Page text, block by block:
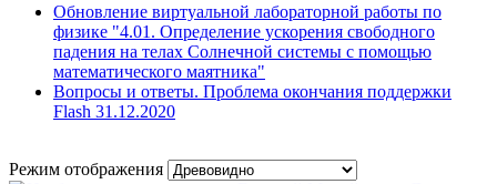
Обновление виртуальной лабораторной работы по
физике "4.01. Определение ускорения свободного
падения на телах Солнечной системы с помощью
математического маятника"
Вопросы и ответы. Проблема окончания поддержки
Flash 31.12.2020
Режим отображения